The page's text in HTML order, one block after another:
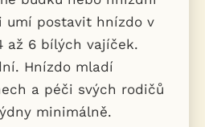
umí postavit hnízdo v
až 6 bílých vajíček.
Hnízdo mladí
a péči svých rodičů
minimálně.